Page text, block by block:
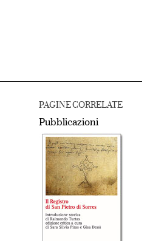
PAGINE CORRELATE
Pubblicazioni